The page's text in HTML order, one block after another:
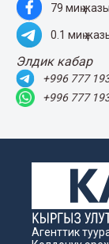
79 миң
0.1 миң
Элдик кабар
+996 777
+996 777
Агенттик